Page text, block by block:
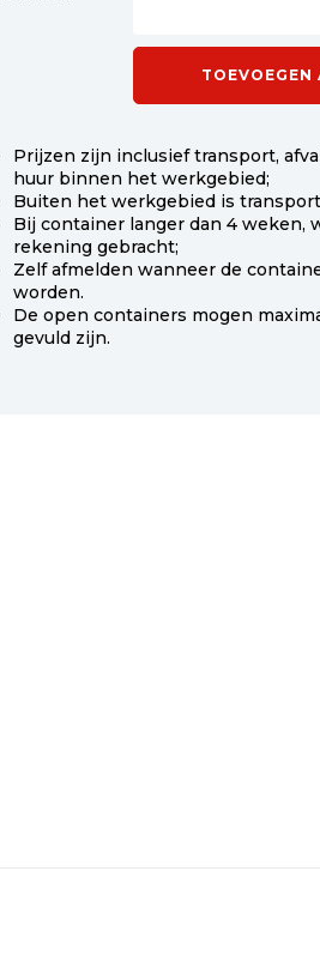
open
TOEVOEGEN
Prijzen zijn inclusief transport,
huur binnen het werkgebied;
Buiten het werkgebied is
Bij container langer dan 4 weken,
rekening gebracht;
Zelf afmelden wanneer de
worden.
De open containers mogen
gevuld zijn.